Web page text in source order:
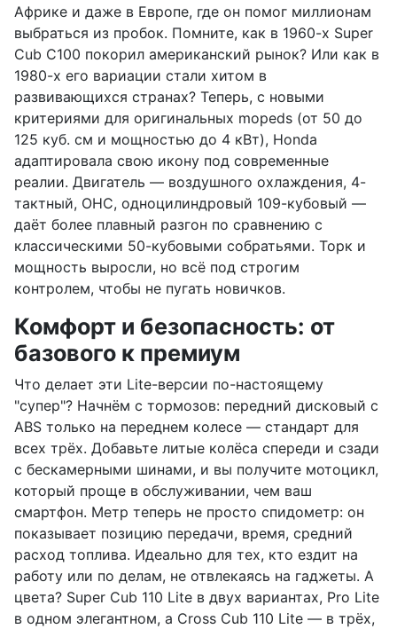
Африке и даже в Европе, где он помог миллионам
выбраться из пробок. Помните, как в 1960-х Super
Cub C100 покорил американский рынок? Или как в
1980-х его вариации стали хитом в
развивающихся странах? Теперь, с новыми
критериями для оригинальных mopeds (от 50 до
125 куб. см и мощностью до 4 кВт), Honda
адаптировала свою икону под современные
реалии. Двигатель — воздушного охлаждения, 4-
тактный, OHC, одноцилиндровый 109-кубовый —
даёт более плавный разгон по сравнению с
классическими 50-кубовыми собратьями. Торк и
мощность выросли, но всё под строгим
контролем, чтобы не пугать новичков.
Комфорт и безопасность: от
базового к премиум
Что делает эти Lite-версии по-настоящему
"супер"? Начнём с тормозов: передний дисковый с
ABS только на переднем колесе — стандарт для
всех трёх. Добавьте литые колёса спереди и сзади
с бескамерными шинами, и вы получите мотоцикл,
который проще в обслуживании, чем ваш
смартфон. Метр теперь не просто спидометр: он
показывает позицию передачи, время, средний
расход топлива. Идеально для тех, кто ездит на
работу или по делам, не отвлекаясь на гаджеты. А
цвета? Super Cub 110 Lite в двух вариантах, Pro Lite
в одном элегантном, а Cross Cub 110 Lite — в трёх,